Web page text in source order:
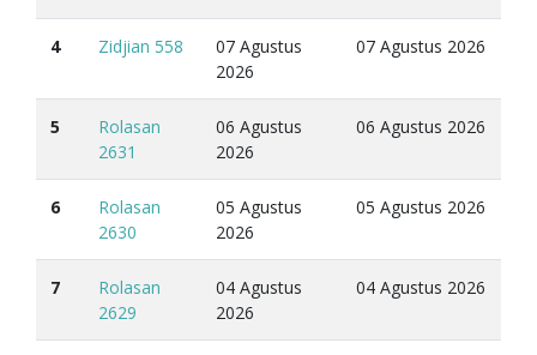
4 Zidjian 558
07 Agustus
2026
07 Agustus 2026
5
Rolasan
2631
06 Agustus
2026
06 Agustus 2026
6
Rolasan
2630
05 Agustus
2026
05 Agustus 2026
7
Rolasan
2629
04 Agustus
2026
04 Agustus 2026